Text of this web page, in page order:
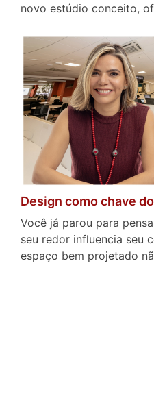
novo estúdio conceito,
Design como chave
Você já parou para
seu redor influencia seu
espaço bem projetado